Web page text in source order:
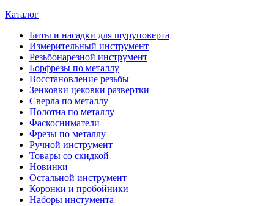
Каталог
Биты и насадки для шуруповерта
Измерительный инструмент
Резьбонарезной инструмент
Борфрезы по металлу
Восстановление резьбы
Зенковки цековки развертки
Сверла по металлу
Полотна по металлу
Фаскосниматели
Фрезы по металлу
Ручной инструмент
Товары со скидкой
Новинки
Остальной инструмент
Коронки и пробойники
Наборы инстумента